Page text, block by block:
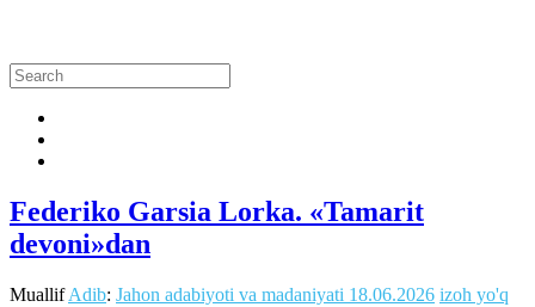
Federiko Garsia Lorka. «Tamarit
devoni»dan
MuallifAdib: Jahon adabiyoti va madaniyati 18.06.2026 izoh yo'q